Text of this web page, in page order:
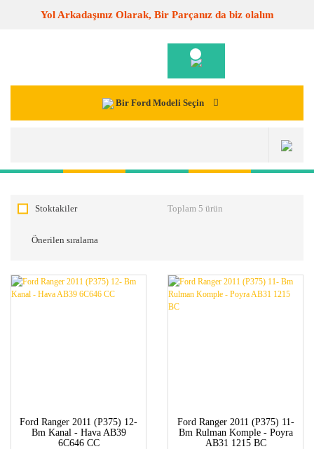
Yol Arkadaşınız Olarak, Bir Parçanız da biz olalım
Bir Ford Modeli Seçin
Stoktakiler Toplam 5 ürün
Ford Ranger 2011 (P375) 12-
Bm Kanal - Hava AB39
6C646 CC
Ford Ranger 2011 (P375) 11-
Bm Rulman Komple - Poyra
AB31 1215 BC